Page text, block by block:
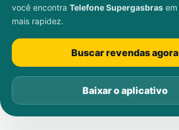
você encontra Telefone Supergasbras em
mais rapidez.
Buscar revendas agora
Baixar o aplicativo